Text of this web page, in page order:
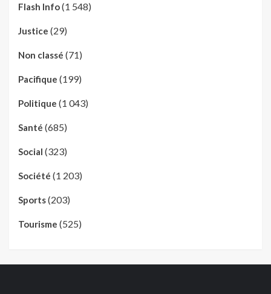
Flash Info(1 548)
Justice (29)
Non classé (71)
Pacifique (199)
Politique (1 043)
Santé (685)
Social (323)
Société (1 203)
Sports(203)
Tourisme (525)